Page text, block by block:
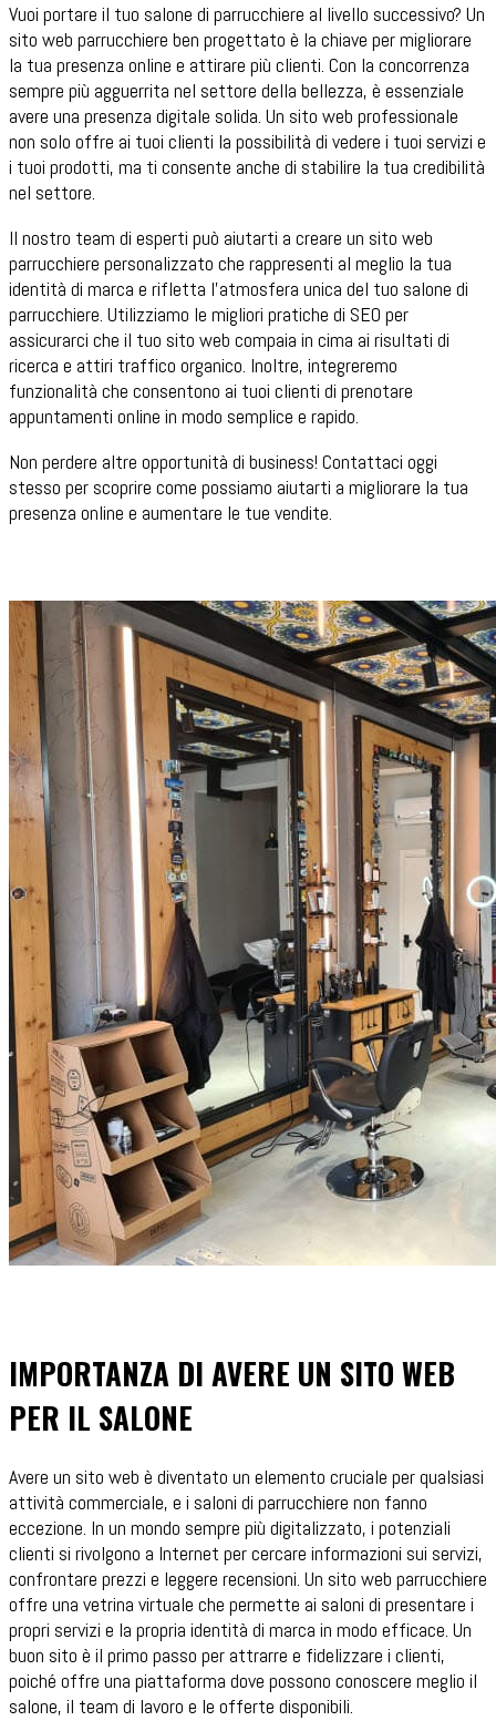
Vuoi portare il tuo salone di parrucchiere al livello successivo? Un
sito web parrucchiere ben progettato è la chiave per migliorare
la tua presenza online e attirare più clienti. Con la concorrenza
sempre più agguerrita nel settore della bellezza, è essenziale
avere una presenza digitale solida. Un sito web professionale
non solo offre ai tuoi clienti la possibilità di vedere i tuoi servizi e
i tuoi prodotti, ma ti consente anche di stabilire la tua credibilità
nel settore.
Il nostro team di esperti può aiutarti a creare un sito web
parrucchiere personalizzato che rappresenti al meglio la tua
identità di marca e rifletta l'atmosfera unica del tuo salone di
parrucchiere. Utilizziamo le migliori pratiche di SEO per
assicurarci che il tuo sito web compaia in cima ai risultati di
ricerca e attiri traffico organico. Inoltre, integreremo
funzionalità che consentono ai tuoi clienti di prenotare
appuntamenti online in modo semplice e rapido.
Non perdere altre opportunità di business! Contattaci oggi
stesso per scoprire come possiamo aiutarti a migliorare la tua
presenza online e aumentare le tue vendite.
IMPORTANZA DI AVERE UN SITO WEB
PER IL SALONE
Avere un sito web è diventato un elemento cruciale per qualsiasi
attività commerciale, e i saloni di parrucchiere non fanno
eccezione. In un mondo sempre più digitalizzato, i potenziali
clienti si rivolgono a Internet per cercare informazioni sui servizi,
confrontare prezzi e leggere recensioni. Un sito web parrucchiere
offre una vetrina virtuale che permette ai saloni di presentare i
propri servizi e la propria identità di marca in modo efficace. Un
buon sito è il primo passo per attrarre e fidelizzare i clienti,
poiché offre una piattaforma dove possono conoscere meglio il
salone, il team di lavoro e le offerte disponibili.